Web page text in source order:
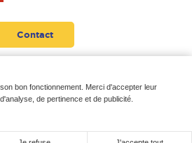
bon fonctionnement. Merci d'accepter leur
de pertinence et de publicité.
Contact